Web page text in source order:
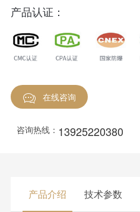
产品认证：
在线咨询
咨询热线： 13925220380
产品介绍 技术参数